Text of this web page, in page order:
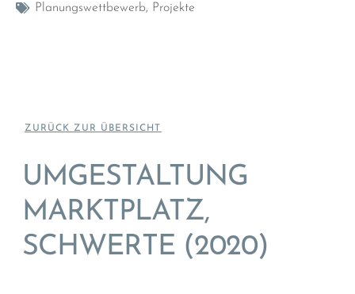
ZURÜCK ZUR ÜBERSICHT
UMGESTALTUNG
MARKTPLATZ,
SCHWERTE (2020)
Planungswettbewerb, Projekte